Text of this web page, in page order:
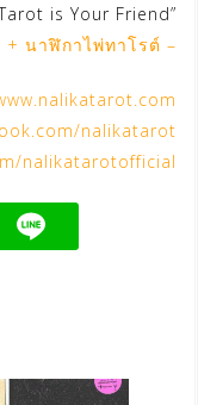
is Your Friend”
+ นาฬิกาไพ่ทาโรต์ –
nalikatarot
nalikatarotofficial